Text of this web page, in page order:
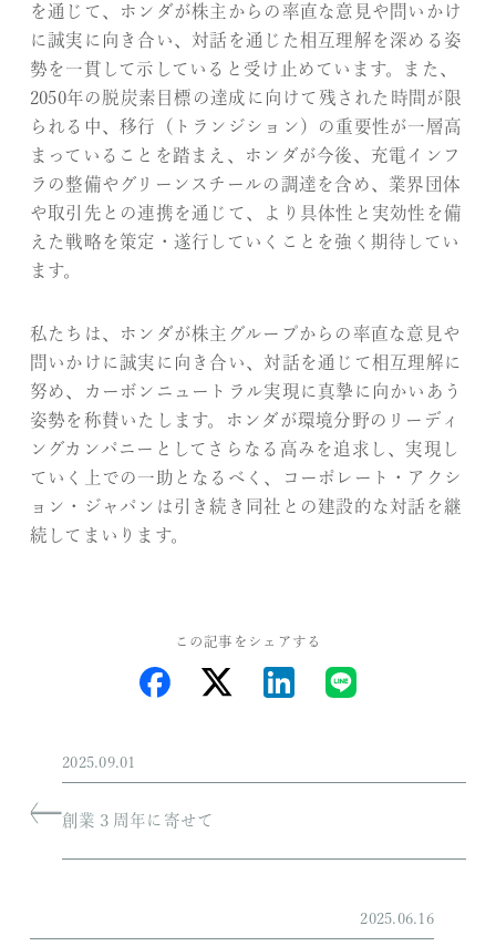
を通じて、ホンダが株主からの率直な意見や問いかけ
に誠実に向き合い、対話を通じた相互理解を深める姿
勢を一貫して示していると受け止めています。また、
2050年の脱炭素目標の達成に向けて残された時間が限
られる中、移行（トランジション）の重要性が一層高
まっていることを踏まえ、ホンダが今後、充電インフ
ラの整備やグリーンスチールの調達を含め、業界団体
や取引先との連携を通じて、より具体性と実効性を備
えた戦略を策定・遂行していくことを強く期待してい
ます。
私たちは、ホンダが株主グループからの率直な意見や
問いかけに誠実に向き合い、対話を通じて相互理解に
努め、カーボンニュートラル実現に真摯に向かいあう
姿勢を称賛いたします。ホンダが環境分野のリーディ
ングカンパニーとしてさらなる高みを追求し、実現し
ていく上での一助となるべく、コーポレート・アクシ
ョン・ジャパンは引き続き同社との建設的な対話を継
続してまいります。
この記事をシェアする
2025.09.01
創業３周年に寄せて
2025.06.16